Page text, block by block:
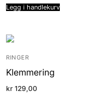
Legg i handlekurv
RINGER
Klemmering
kr 129,00